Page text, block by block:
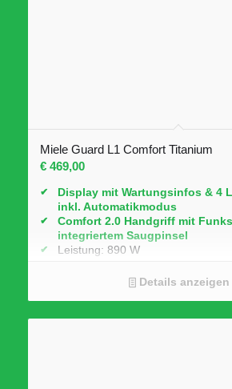
Miele Guard L1 Comfort Titanium
€469,00
Display mit Wartungsinfos & 4
inkl. Automatikmodus
Comfort 2.0 Handgriff mit
integriertem Saugpinsel
Leistung: 890 W
HEPA Air Clean FilterDetails anzeigen